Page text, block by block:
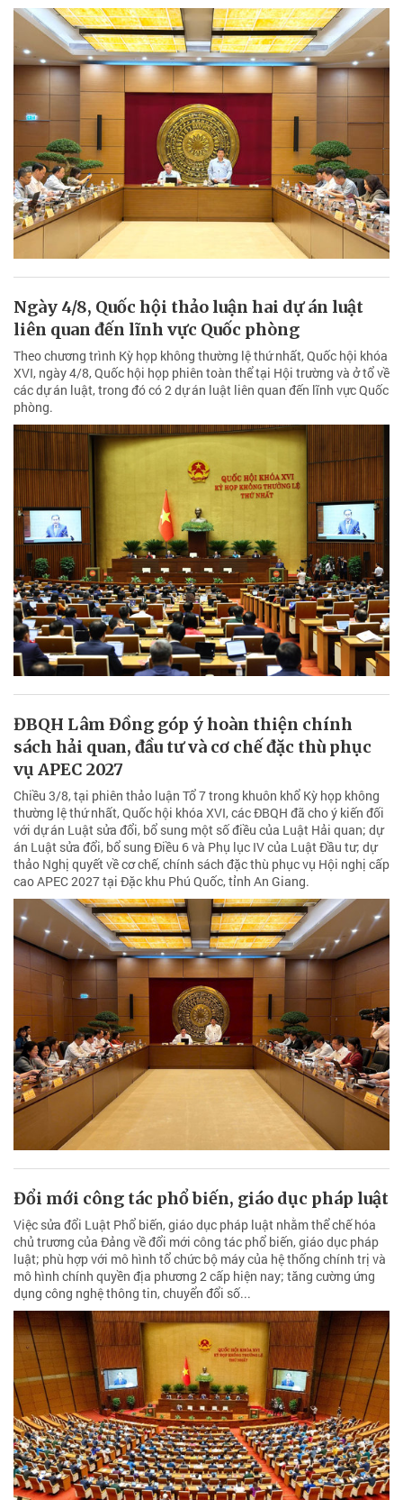
Ngày 4/8, Quốc hội thảo luận hai dự án luật
liên quan đến lĩnh vực Quốc phòng
Theo chương trình Kỳ họp không thường lệ thứ nhất, Quốc hội khóa
XVI, ngày 4/8, Quốc hội họp phiên toàn thể tại Hội trường và ở tổ về
các dự án luật, trong đó có 2 dự án luật liên quan đến lĩnh vực Quốc
phòng.
ĐBQH Lâm Đồng góp ý hoàn thiện chính
sách hải quan, đầu tư và cơ chế đặc thù phục
vụ APEC 2027
Chiều 3/8, tại phiên thảo luận Tổ 7 trong khuôn khổ Kỳ họp không
thường lệ thứ nhất, Quốc hội khóa XVI, các ĐBQH đã cho ý kiến đối
với dự án Luật sửa đổi, bổ sung một số điều của Luật Hải quan; dự
án Luật sửa đổi, bổ sung Điều 6 và Phụ lục IV của Luật Đầu tư; dự
thảo Nghị quyết về cơ chế, chính sách đặc thù phục vụ Hội nghị cấp
cao APEC 2027 tại Đặc khu Phú Quốc, tỉnh An Giang.
Đổi mới công tác phổ biến, giáo dục pháp luật
Việc sửa đổi Luật Phổ biến, giáo dục pháp luật nhằm thể chế hóa
chủ trương của Đảng về đổi mới công tác phổ biến, giáo dục pháp
luật; phù hợp với mô hình tổ chức bộ máy của hệ thống chính trị và
mô hình chính quyền địa phương 2 cấp hiện nay; tăng cường ứng
dụng công nghệ thông tin, chuyển đổi số...